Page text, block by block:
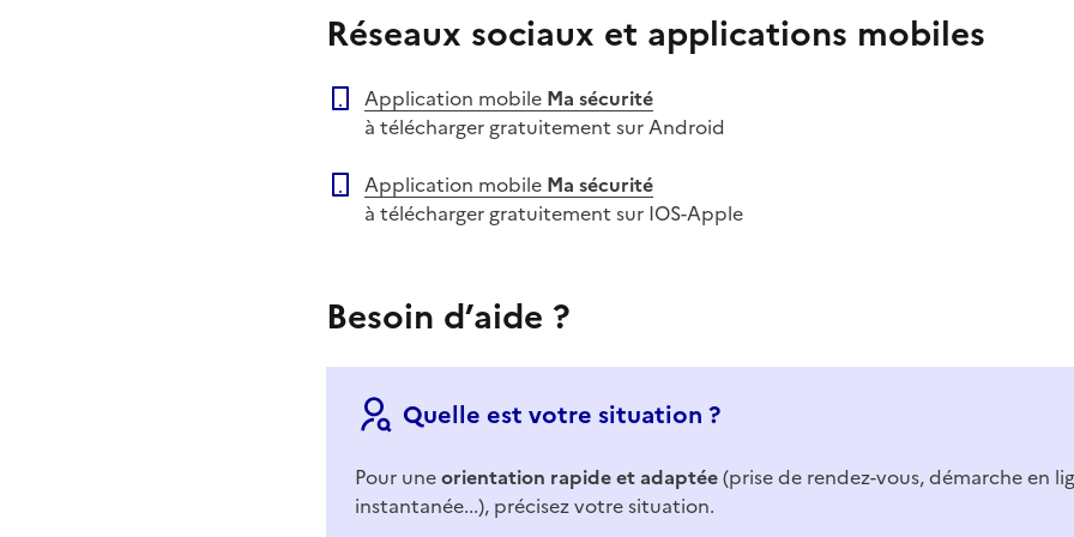
Réseaux sociaux et applications mobiles
Application mobile Ma sécurité
à télécharger gratuitement sur Android
Application mobile Ma sécurité
à télécharger gratuitement sur IOS-Apple
Besoin d’aide ?
Quelle est votre situation ?
Pour uneorientation rapide et adaptée(prise de rendez-vous, démarche en
instantanée...), précisez votre situation.